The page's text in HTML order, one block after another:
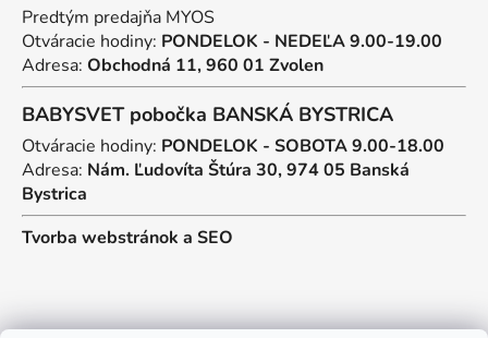
Predtým predajňa MYOS
Otváracie hodiny: PONDELOK - NEDEĽA 9.00-19.00
Adresa: Obchodná 11, 960 01 Zvolen
BABYSVET pobočka BANSKÁ BYSTRICA
Otváracie hodiny: PONDELOK - SOBOTA 9.00-18.00
Adresa: Nám. Ľudovíta Štúra 30, 974 05 Banská
Bystrica
Tvorba webstránok a SEO